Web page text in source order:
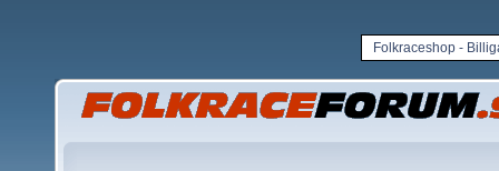
Folkraceshop -